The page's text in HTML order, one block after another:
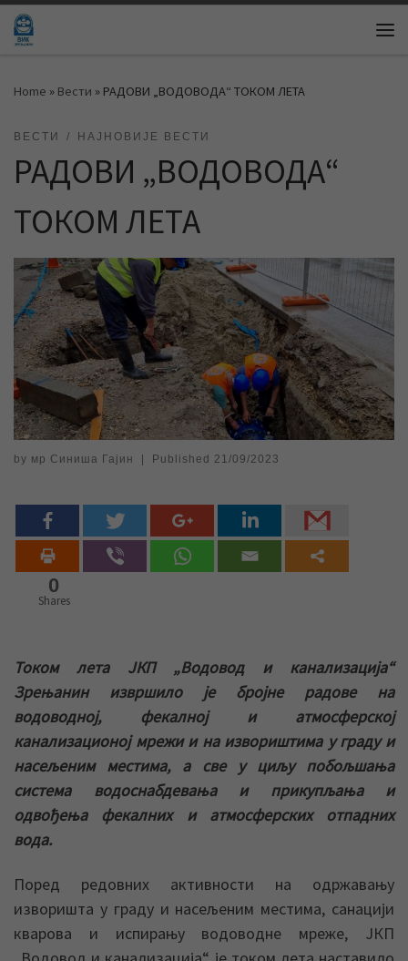
Skip to content
Home » Вести » РАДОВИ „ВОДОВОДА“ ТОКОМ ЛЕТА
ВЕСТИ НАЈНОВИЈЕ ВЕСТИ
РАДОВИ „ВОДОВОДА“
ТОКОМ ЛЕТА
by мр Синиша Гајин Published 21/09/2023
0
Shares
Током лета ЈКП „Водовод и канализација“
Зрењанин извршилo је бројне радове на
водоводној, фекалној и атмосферској
канализационој мрежи и на извориштима у граду и
насељеним местима, а све у циљу побољшања
система водоснабдевања и прикупљања и
одвођења фекалних и атмосферских отпадних
вода.
Поред редовних активности на одржавању
изворишта у граду и насељеним местима, санацији
кварова и испирању водоводне мреже, ЈКП